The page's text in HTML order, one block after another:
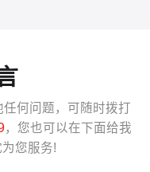
何问题，可随时拨打
，您也可以在下面给我
您服务!